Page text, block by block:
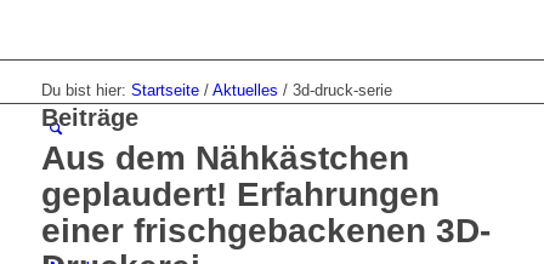
Du bist hier: Startseite / Aktuelles / 3d-druck-serie
Beiträge
Aus dem Nähkästchen
geplaudert! Erfahrungen
einer frischgebackenen 3D-